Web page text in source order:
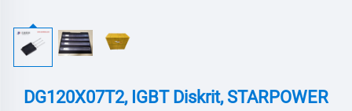
DG120X07T2, IGBT Diskrit, STARPOWER